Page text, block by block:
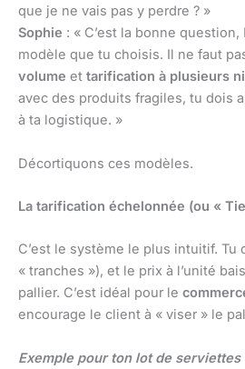
que je ne vais pas y perdre ? »
Sophie : « C’est la bonne
modèle que tu choisis. Il ne faut
volume et tarification à plusieurs
avec des produits fragiles, tu dois
à ta logistique. »
Décortiquons ces modèles.
La tarification échelonnée (ou «
C’est le système le plus intuitif.
« tranches »), et le prix à l’unité
pallier. C’est idéal pour le
encourage le client à « viser » le
Exemple pour ton lot de serviettes